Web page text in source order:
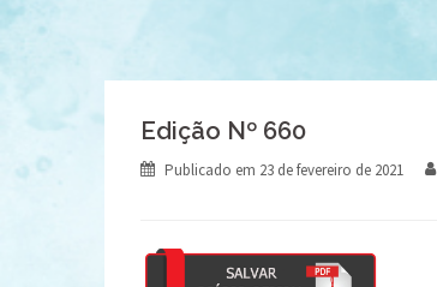
Edição Nº 660
Publicado em 23 de fevereiro de 2021